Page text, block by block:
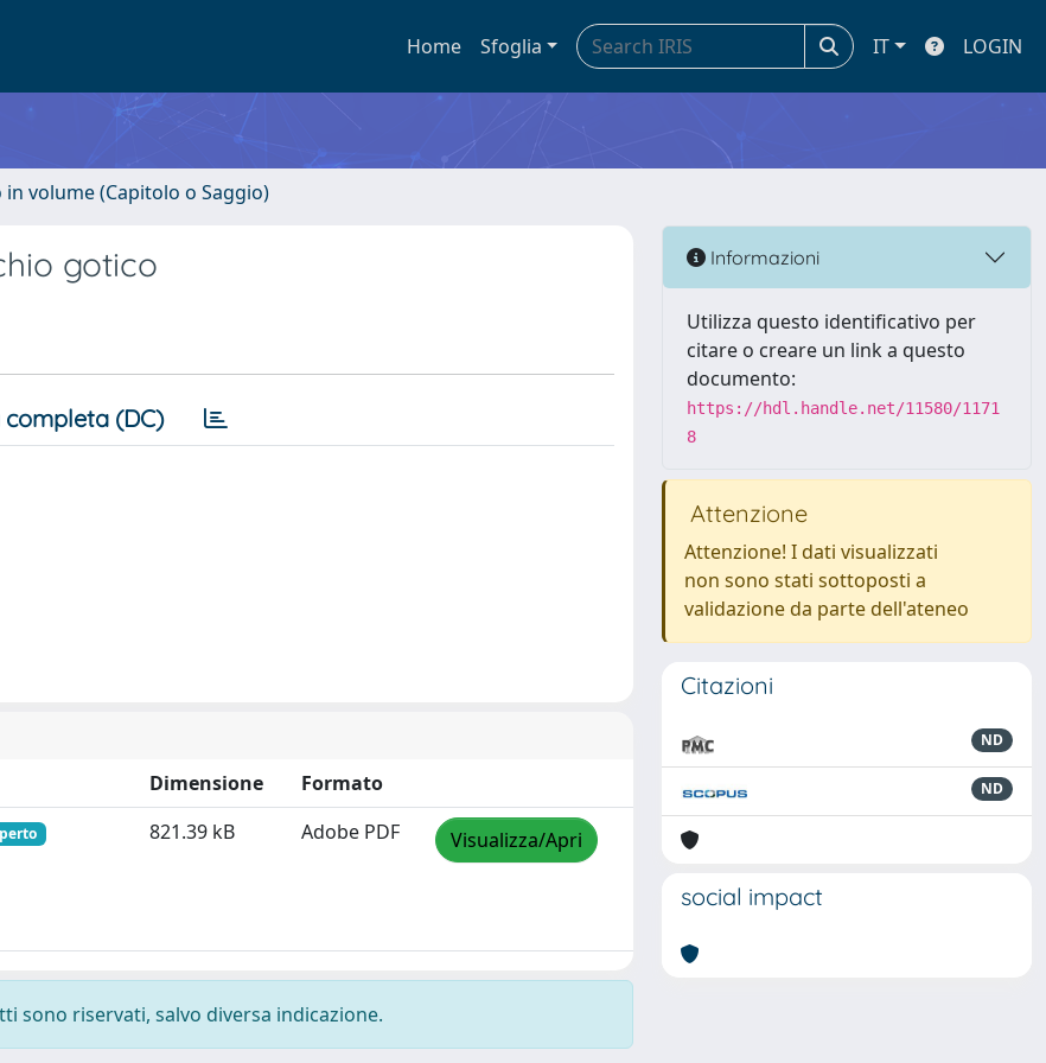
Home Sfoglia IT LOGIN
volume (Capitolo o Saggio)
gotico
completa (DC)
Dimensione
Formato
821.39 kB Adobe PDF Visualizza/Apri
sono riservati, salvo diversa indicazione.
Informazioni
Utilizza questo identificativo per
citare o creare un link a questo
documento:
https://hdl.handle.net/11580/1171
8
Attenzione
Attenzione! I dati visualizzati
non sono stati sottoposti a
validazione da parte dell'ateneo
Citazioni
ND
ND
social impact